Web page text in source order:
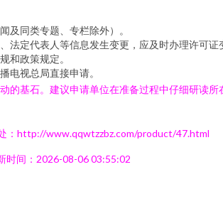
及同类专题、专栏除外）。
法定代表人等信息发生变更，应及时办理许可证
和政策规定。
电视总局直接申请。
基石。建议申请单位在准备过程中仔细研读
：http://www.qqwtzzbz.com/product/47.html
时间：2026-08-06 03:55:02